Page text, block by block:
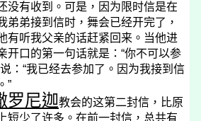
没有收到。可是，因为限时信是在
弟弟接到信时，舞会已经开完了，
有听我父亲的话赶紧回来。当他进
开口的第一句话就是：“你不可以参
：“我已经去参加了。因为我接到信
”
罗尼迦教会的这第二封信，比原
短少了许多。在前一封信，总共有